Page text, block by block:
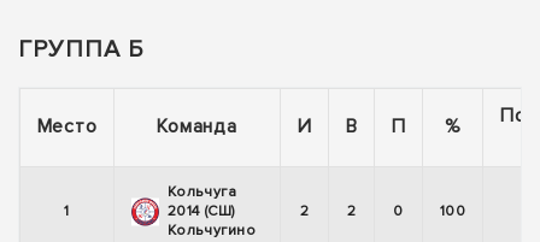
ГРУППА Б
Место Команда И В П %
1
Кольчуга
2014 (СШ)
Кольчугино
2 2 0 100